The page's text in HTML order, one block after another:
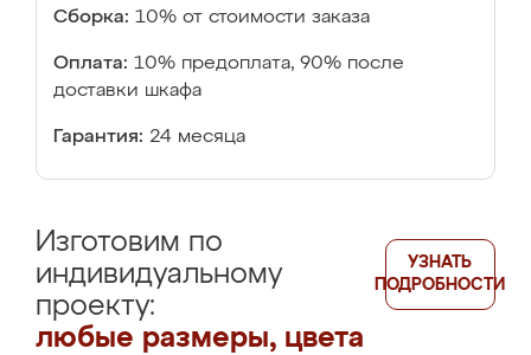
Сборка: 10% от стоимости заказа
Оплата: 10% предоплата, 90% после
доставки шкафа
Гарантия: 24 месяца
Изготовим по
индивидуальному
проекту:
любые размеры, цвета
УЗНАТЬ
ПОДРОБНОСТИ